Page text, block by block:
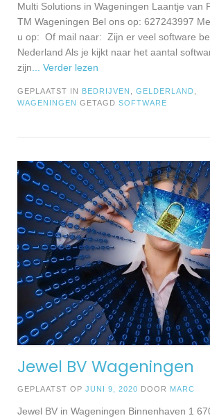
Multi Solutions in Wageningen Laantje van
TM Wageningen Bel ons op: 627243997
u op: Of mail naar: Zijn er veel software
Nederland Als je kijkt naar het aantal
zijn ... Verder lezen
GEPLAATST IN BEDRIJVEN GELDERLAND
WAGENINGEN GETAGD SOFTWARE
Jewel BV Wageningen
GEPLAATST OP JUNI 9, 2020 DOOR MARC
Jewel BV in Wageningen Binnenhaven 1